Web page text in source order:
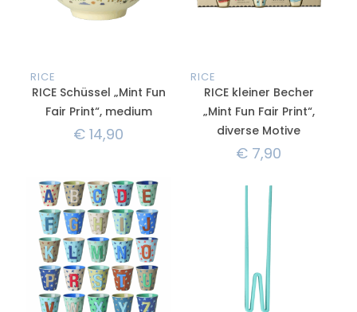
RICE
RICE Schüssel „Mint Fun
Fair Print“, medium
€ 14,90
RICE
RICE kleiner Becher
„Mint Fun Fair Print“,
diverse Motive
€ 7,90